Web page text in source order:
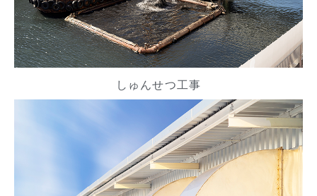
しゅんせつ工事